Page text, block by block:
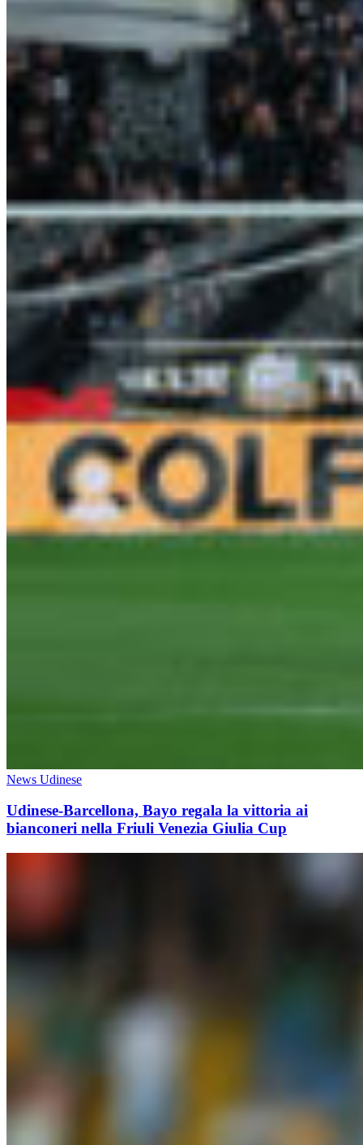
News Udinese
Udinese-Barcellona, Bayo regala la vittoria ai
bianconeri nella Friuli Venezia Giulia Cup